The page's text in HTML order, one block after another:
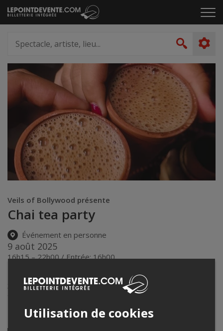
Passer
au
le
artiste,
lieu...
Veils of Bollywood présente
Chai tea party
Événement en personne
9 août 2025
16h15 – 22h00 / Entrée: 16h00
Salon de Thé CHAÏ Tea Lounge
3506 Park Ave, Montreal, Quebec H2X 2H7
Partagez cet événement
Utilisation de cookies